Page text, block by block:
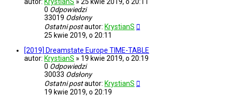
autor: KrystianS » 25 kwie 2019, o 20:11
0 Odpowiedzi
33019 Odsłony
Ostatni postautor: KrystianS
25 kwie 2019, o 20:11
[2019] Dreamstate Europe TIME-TABLE
autor: KrystianS » 19 kwie 2019, o 20:19
0 Odpowiedzi
30033 Odsłony
Ostatni postautor: KrystianS
19 kwie 2019, o 20:19